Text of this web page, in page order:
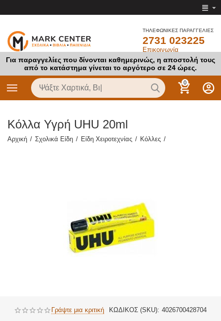
ΤΗΛΕΦΩΝΙΚΕΣ ΠΑΡΑΓΓΕΛΙΕΣ
2731 023225
Επικοινωνία
Για παραγγελίες που δίνονται καθημερινώς, η αποστολή τους
από το κατάστημα γίνεται το αργότερο σε 24 ώρες.
0
Κόλλα Υγρή UHU 20ml
Αρχική / Σχολικά Είδη / Είδη Χειροτεχνίας / Κόλλες /
Γράψτε μια κριτική ΚΩΔΙΚΟΣ (SKU): 4026700428704